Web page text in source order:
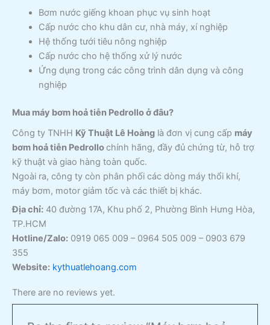
Bơm nước giếng khoan phục vụ sinh hoạt
Cấp nước cho khu dân cư, nhà máy, xí nghiệp
Hệ thống tưới tiêu nông nghiệp
Cấp nước cho hệ thống xử lý nước
Ứng dụng trong các công trình dân dụng và công
nghiệp
Mua máy bơm hoả tiễn Pedrollo ở đâu?
Công ty TNHH Kỹ Thuật Lê Hoàng là đơn vị cung cấp máy
bơm hoả tiễn Pedrollochính hãng, đầy đủ chứng từ, hỗ trợ
kỹ thuật và giao hàng toàn quốc.
Ngoài ra, công ty còn phân phối các dòng máy thổi khí,
máy bơm, motor giảm tốc và các thiết bị khác.
Địa chỉ: 40 đường 17A, Khu phố 2, Phường Bình Hưng Hòa,
TP.HCM
Hotline/Zalo: 0919 065 009 – 0964 505 009 – 0903 679
355
Website: kythuatlehoang.com
There are no reviews yet.